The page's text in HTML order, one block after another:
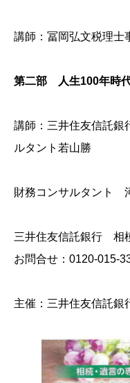
講師：冨岡弘文税理
第二部 人生100年時
講師：三井住友信託
ルタント若山勝
財務コンサルタント
三井住友信託銀行 相
お問合せ：0120-015-
主催：三井住友信託銀